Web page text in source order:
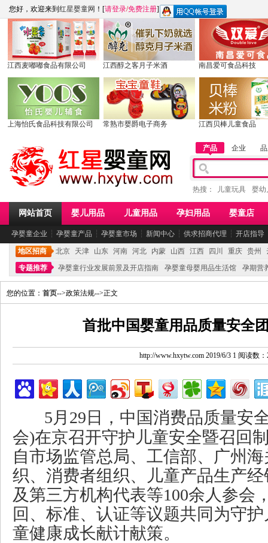
您好，欢迎来到 红星婴童网 ！[请登录/免费注册]
江西麦嘟嘟食品有限公司 江西醇之客月子米酒 南昌爱可食品科技
上海怡氏食品科技有限公司 常熟市婴爵电子商务 江西贝棒儿童食品
产品 企业
热搜： 儿童玩具 婴幼
网站首页 婴儿用品 儿童用品 孕妇用品 婴童店
孕婴童企业 ┆ 孕婴童产品 ┆ 孕婴童市场 ┆ 新闻中心 ┆ 供求招商代理 ┆ 开店指导
地区招商 北京 天津 山东 河南 河北 内蒙 山西 江西 四川 重庆 贵州
专题推荐
孕婴童行业发展前景及开店指南 孕婴童母婴用品生活馆 孕期营
您的位置： 首页-->政策法规-->正文
首批中国婴童用品质量安全
http://www.hxytw.com 2019/6/3 1 阅读数：
5月29日，中国消费品质量安
会)在京召开守护儿童安全暨召回
自市场监管总局、工信部、广州
织、消费者组织、儿童产品生产
及第三方机构代表等100余人参会
回、标准、认证等议题共同为守
童健康成长献计献策。